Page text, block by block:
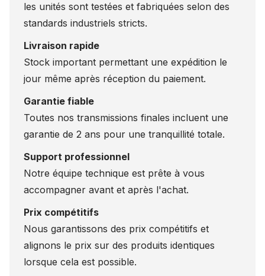
les unités sont testées et fabriquées selon des
standards industriels stricts.
Livraison rapide
Stock important permettant une expédition le
jour même après réception du paiement.
Garantie fiable
Toutes nos transmissions finales incluent une
garantie de 2 ans pour une tranquillité totale.
Support professionnel
Notre équipe technique est prête à vous
accompagner avant et après l'achat.
Prix compétitifs
Nous garantissons des prix compétitifs et
alignons le prix sur des produits identiques
lorsque cela est possible.